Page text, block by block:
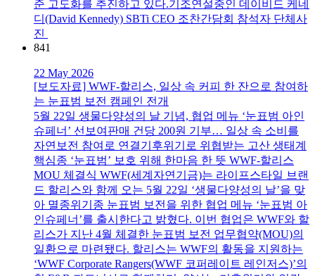
준 고도화를 추진하고 있다.기조연설중인 데이비드 케네
디(David Kennedy) SBTi CEO 조찬간담회 참석자 단체사
진
841
22 May 2026
[보도자료] WWF-할리스, 일상 속 커피 한 잔으로 참여하
는 눈표범 보전 캠페인 전개
5월 22일 생물다양성의 날 기념, 협업 메뉴 ‘눈표범 아인
슈페너’ 선보여판매 건당 200원 기부… 일상 속 소비를
자연보전 참여로 연결기후위기로 위협받는 고산 생태계
핵심종 ‘눈표범’ 보호 위해 한마음 한 뜻 WWF-할리스
MOU 체결식 WWF(세계자연기금)는 라이프스타일 브랜
드 할리스와 함께 오는 5월 22일 ‘생물다양성의 날’을 맞
아 멸종위기종 눈표범 보전을 위한 협업 메뉴 ‘눈표범 아
인슈페너’를 출시한다고 밝혔다. 이번 협업은 WWF와 할
리스가 지난 4월 체결한 눈표범 보전 업무협약(MOU)의
일환으로 마련됐다. 할리스는 WWF의 활동을 지원하는
‘WWF Corporate Rangers(WWF 코퍼레이트 레인저스)’의